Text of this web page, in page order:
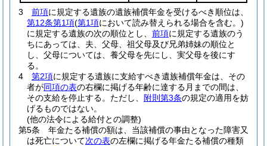
3 前項に規定する遺族の遺族補償年金を受けるべき順位は、
第12条第1項(第1項において読み替えられる場合を含む。)
に規定する遺族の次の順位とし、 前項に規定する遺族のう
ちにあっては、夫、父母、祖父母及び兄弟姉妹の順位と
し、父母については、養父母を先にし、実父母を後にす
る。
4
第2項に規定する遺族に支給すべき遺族補償年金は、その
者が同項の表の右欄に掲げる年齢に達する月までの間は、
その支給を停止する。 ただし、 附則第3条の規定の適用を妨
げるものではない。
(他の法令による給付との調整)
第5条
年金たる補償の額は、当該補償の事由となった障害又
は死亡について次の表の左欄に掲げる年金たる補償の種類